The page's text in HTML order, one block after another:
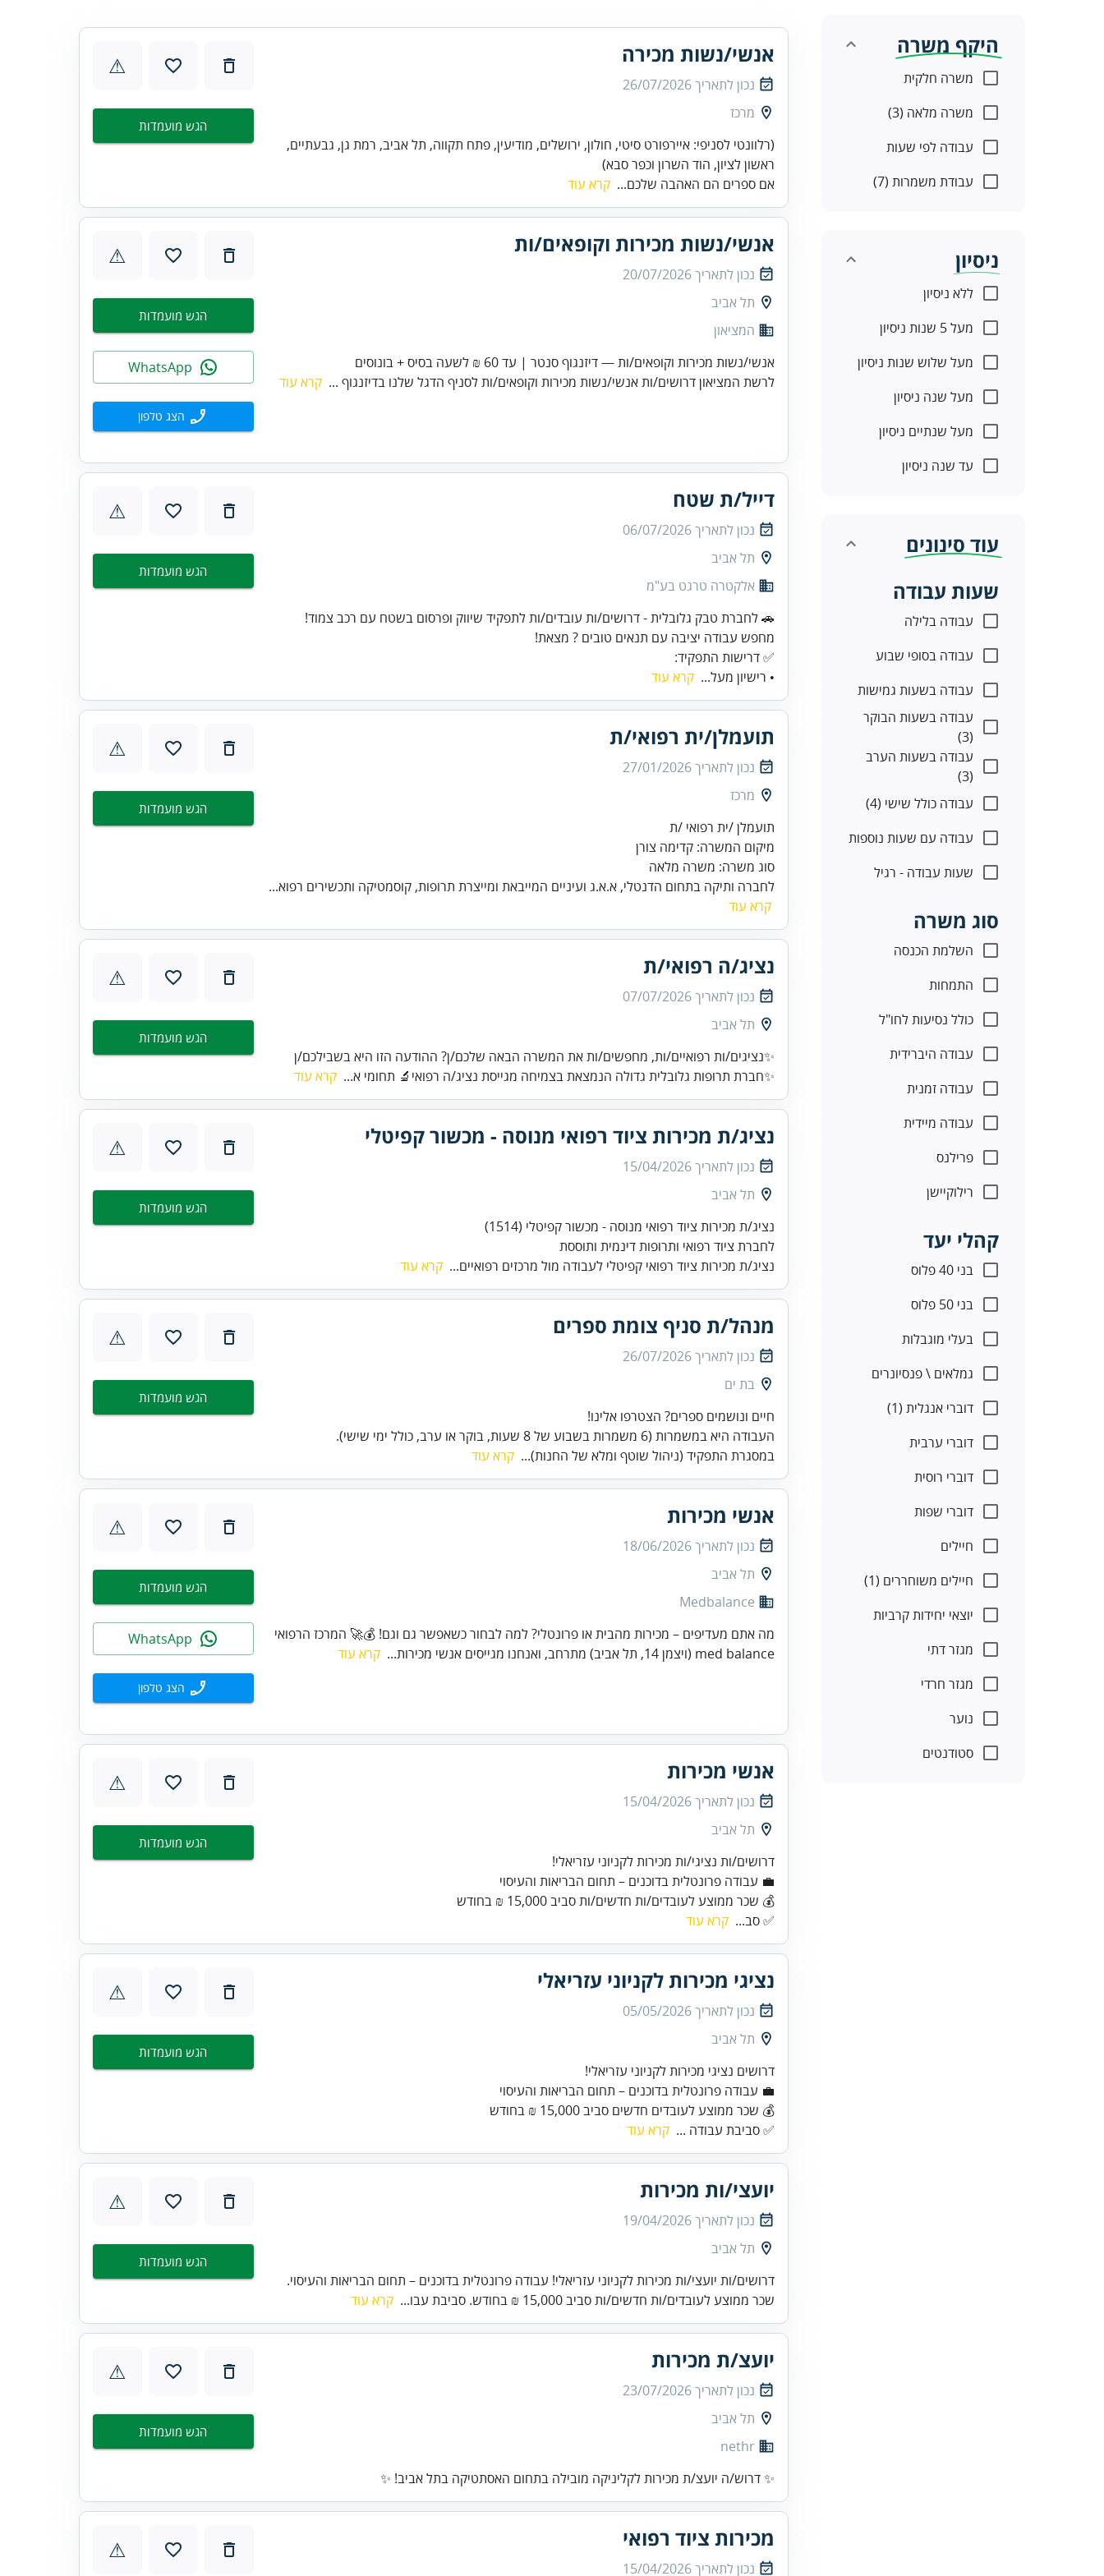
היקף משרה
משרה חלקית
משרה מלאה (3)
עבודה לפי שעות
עבודת משמרות (7)
ניסיון
ללא ניסיון
מעל 5 שנות ניסיון
מעל שלוש שנות ניסיון
מעל שנה ניסיון
מעל שנתיים ניסיון
עד שנה ניסיון
עוד סינונים
שעות עבודה
עבודה בלילה
עבודה בסופי שבוע
עבודה בשעות גמישות
עבודה בשעות הבוקר
(3)
עבודה בשעות הערב
(3)
עבודה כולל שישי (4)
עבודה עם שעות נוספות
שעות עבודה - רגיל
סוג משרה
השלמת הכנסה
התמחות
כולל נסיעות לחו"ל
עבודה היברידית
עבודה זמנית
עבודה מיידית
פרילנס
רילוקיישן
קהלי יעד
בני 40 פלוס
בני 50 פלוס
בעלי מוגבלות
גמלאים \ פנסיונרים
דוברי אנגלית (1)
דוברי ערבית
דוברי רוסית
דוברי שפות
חיילים
חיילים משוחררים (1)
יוצאי יחידות קרביות
מגזר דתי
מגזר חרדי
נוער
סטודנטים
אנשי/נשות מכירה
נכון לתאריך26/07/2026
מרכז
(רלוונטי לסניפי: איירפורט סיטי, חולון, ירושלים, מודיעין, פתח תקווה, תל אביב, רמת גן, גבעתיים,
ראשון לציון, הוד השרון וכפר סבא)
אם ספרים הם האהבה שלכם... קרא עוד
⚠
הגש מועמדות
אנשי/נשות מכירות וקופאים/ות
נכון לתאריך20/07/2026
תל אביב
המציאון
אנשי/נשות מכירות וקופאים/ות — דיזנגוף סנטר | עד 60 ₪ לשעה בסיס + בונוסים
לרשת המציאון דרושים/ות אנשי/נשות מכירות וקופאים/ות לסניף הדגל שלנו בדיזנגוף ... קרא עוד
⚠
הגש מועמדות
הצג טלפון
דייל/ת שטח
נכון לתאריך06/07/2026
תל אביב
אלקטרה טרגט בע"מ
✅ דרישות התפקיד:
• רישיון מעל... קרא עוד
⚠
הגש מועמדות
תועמלן/ית רפואי/ת
נכון לתאריך27/01/2026
מרכז
סוג משרה: משרה מלאה
לחברה ותיקה בתחום הדנטלי, א.א.ג ועיניים המייבאת ומייצרת תרופות, קוסמטיקה ותכשירים רפוא...
קרא עוד
⚠
הגש מועמדות
נציג/ה רפואי/ת
נכון לתאריך07/07/2026
תל אביב
✨נציגים/ות רפואיים/ות, מחפשים/ות את המשרה הבאה שלכם/ן? ההודעה הזו היא בשבילכם/ן
✨חברת תרופות גלובלית גדולה הנמצאת בצמיחה מגייסת נציג/ה רפואי🔬 תחומי א... קרא עוד
⚠
הגש מועמדות
נציג/ת מכירות ציוד רפואי מנוסה - מכשור קפיטלי
נכון לתאריך15/04/2026
תל אביב
לחברת ציוד רפואי ותרופות דינמית ותוססת
נציג/ת מכירות ציוד רפואי קפיטלי לעבודה מול מרכזים רפואיים... קרא עוד
⚠
הגש מועמדות
מנהל/ת סניף צומת ספרים
נכון לתאריך26/07/2026
בת ים
העבודה היא במשמרות (6 משמרות בשבוע של 8 שעות, בוקר או ערב, כולל ימי שישי).
במסגרת התפקיד (ניהול שוטף ומלא של החנות)... קרא עוד
⚠
הגש מועמדות
אנשי מכירות
נכון לתאריך18/06/2026
תל אביב
Medbalance
מה אתם מעדיפים – מכירות מהבית או פרונטלי? למה לבחור כשאפשר גם וגם! 💰🚀 המרכז הרפואי
med balance (ויצמן 14, תל אביב) מתרחב, ואנחנו מגייסים אנשי מכירות...
קרא עוד
⚠
הגש מועמדות
הצג טלפון
אנשי מכירות
נכון לתאריך15/04/2026
תל אביב
דרושים/ות נציגי/ות מכירות לקניוני עזריאלי!
💰 שכר ממוצע לעובדים/ות חדשים/ות סביב 15,000 ₪ בחודש
✅ סב... קרא עוד
⚠
הגש מועמדות
נציגי מכירות לקניוני עזריאלי
נכון לתאריך05/05/2026
תל אביב
דרושים נציגי מכירות לקניוני עזריאלי!
💼 עבודה פרונטלית בדוכנים – תחום הבריאות והעיסוי
💰 שכר ממוצע לעובדים חדשים סביב 15,000 ₪ בחודש
✅ סביבת עבודה ... קרא עוד
⚠
הגש מועמדות
יועצי/ות מכירות
נכון לתאריך19/04/2026
תל אביב
דרושים/ות יועצי/ות מכירות לקניוני עזריאלי! עבודה פרונטלית בדוכנים – תחום הבריאות והעיסוי.
שכר ממוצע לעובדים/ות חדשים/ות סביב 15,000 ₪ בחודש. סביבת עבו...
קרא עוד
⚠
הגש מועמדות
יועצ/ת מכירות
נכון לתאריך23/07/2026
תל אביב
nethr
✨ דרוש/ה יועצ/ת מכירות לקליניקה מובילה בתחום האסתטיקה בתל אביב! ✨
⚠
הגש מועמדות
מכירות ציוד רפואי
נכון לתאריך15/04/2026
⚠